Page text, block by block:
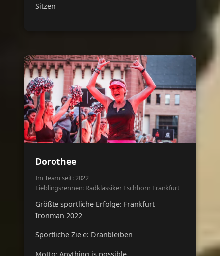
Sitzen
Dorothee
Im Team seit: 2022
Lieblingsrennen: Radklassiker Eschborn Frankfurt
Größte sportliche Erfolge: Frankfurt
Ironman 2022
Sportliche Ziele: Dranbleiben
Motto: Anything is possible